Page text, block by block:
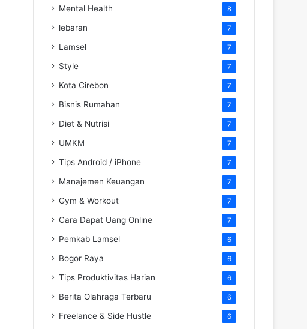
Mental Health 8
lebaran 7
Lamsel 7
Style 7
Kota Cirebon 7
Bisnis Rumahan 7
Diet & Nutrisi 7
UMKM 7
Tips Android / iPhone 7
Manajemen Keuangan 7
Gym & Workout 7
Cara Dapat Uang Online 7
Pemkab Lamsel 6
Bogor Raya 6
Tips Produktivitas Harian 6
Berita Olahraga Terbaru 6
Freelance & Side Hustle 6